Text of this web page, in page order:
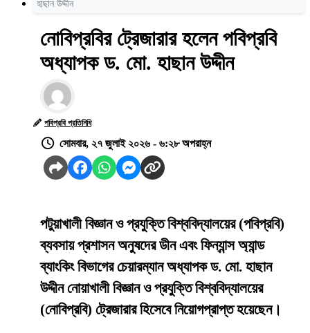
হাছান উদ্দীন
নোবিপ্রবির ট্রেজারার হলেন পবিপ্রবি
অধ্যাপক ড. মো. হাছান উদ্দীন
পবিপ্রবি প্রতিনিধি
সোমবার, ২৭ জুলাই ২০২৬ - ৬:২৮ অপরাহ্ন
পটুয়াখালী বিজ্ঞান ও প্রযুক্তি বিশ্ববিদ্যালয়ের (পবিপ্রবি)
ব্যবসায় প্রশাসন অনুষদের ডীন এবং ফিন্যান্স অ্যান্ড
ব্যাংকিং বিভাগের চেয়ারম্যান অধ্যাপক ড. মো. হাছান
উদ্দীন নোয়াখালী বিজ্ঞান ও প্রযুক্তি বিশ্ববিদ্যালয়ের
(নোবিপ্রবি) ট্রেজারার হিসেবে নিয়োগপ্রাপ্ত হয়েছেন।